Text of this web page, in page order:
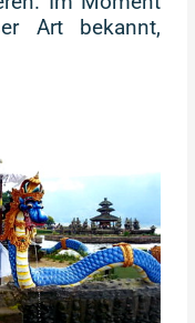
Art bekannt,